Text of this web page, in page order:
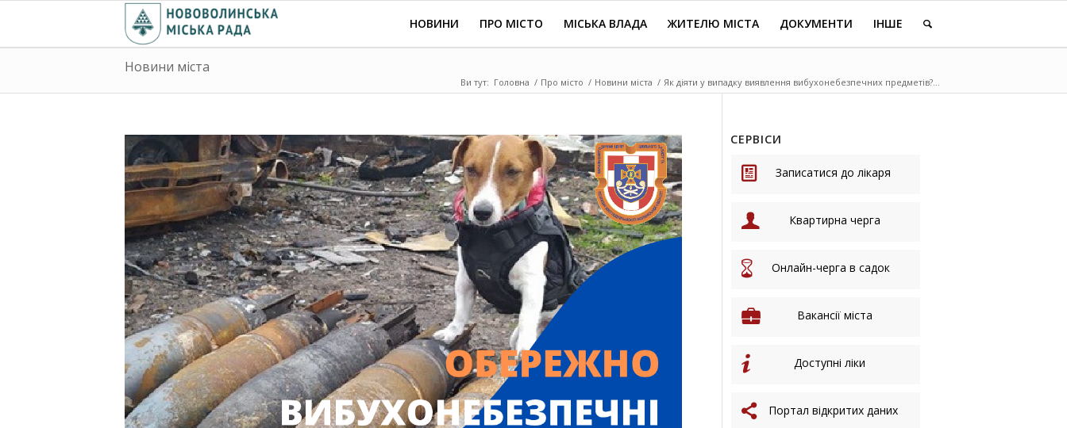
НОВИНИ ПРО МІСТО МІСЬКА ВЛАДА ЖИТЕЛЮ МІСТА ДОКУМЕНТИ ІНШЕ
Новини міста
Ви тут: Головна / Про місто / Новини міста / Як діяти у випадку виявлення вибухонебезпечних предметів?...
СЕРВІСИ
Записатися до лікаря
Квартирна черга
Онлайн-черга в садок
Вакансії міста
Доступні ліки
Портал відкритих даних